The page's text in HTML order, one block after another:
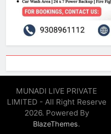
MUNADI LIVE PRIVATE
LIMITED - All Right Reserve
2026. Powered By
BlazeThemes.